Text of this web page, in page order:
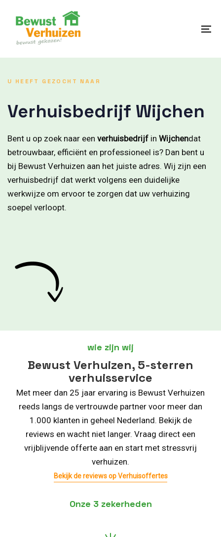
content
U HEEFT GEZOCHT NAAR
Verhuisbedrijf Wijchen
Bent u op zoek naar een verhuisbedrijf in Wijchendat
betrouwbaar, efficiënt en professioneel is? Dan bent u
bij Bewust Verhuizen aan het juiste adres. Wij zijn een
verhuisbedrijf dat werkt volgens een duidelijke
werkwijze om ervoor te zorgen dat uw verhuizing
soepel verloopt.
wie zijn wij
Bewust Verhuizen, 5-sterren
verhuisservice
Met meer dan 25 jaar ervaring is Bewust Verhuizen
reeds langs de vertrouwde partner voor meer dan
1.000 klanten in geheel Nederland. Bekijk de
reviews en wacht niet langer. Vraag direct een
vrijblijvende offerte aan en start met stressvrij
verhuizen.
Bekijk de reviews op Verhuisoffertes
Onze 3 zekerheden